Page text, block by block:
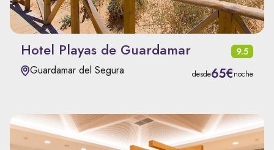
Hotel Playas de Guardamar 9.5
Guardamar del Segura desde65€noche